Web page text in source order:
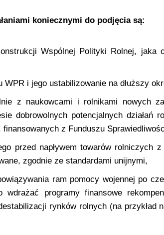
koniecznymi do podjęcia są:
Wspólnej Polityki Rolnej, jaka
WPR i jego ustabilizowanie na dłuższy
z naukowcami i rolnikami nowych
dobrowolnych potencjalnych działań
z Funduszu
przed napływem towarów rolniczych
zgodnie ze standardami unijnymi,
ram pomocy wojennej po
wdrażać programy finansowe
rynków rolnych (na przykład